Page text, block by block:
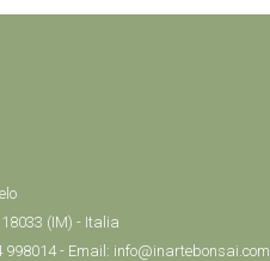
(IM) - Italia
998014 - Email: info@inartebonsai.com